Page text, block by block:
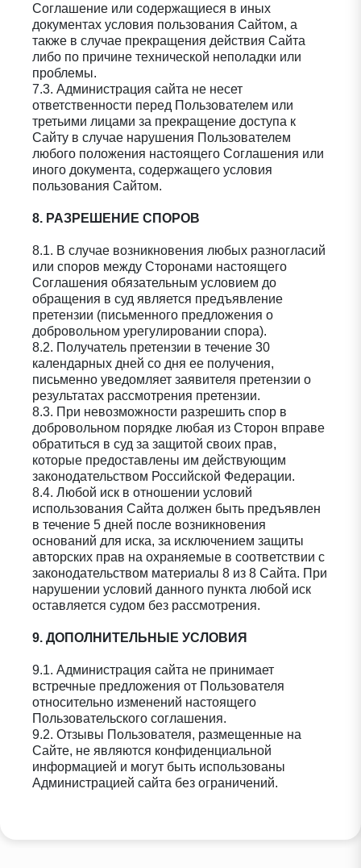
Соглашение или содержащиеся в иных
документах условия пользования Сайтом, а
также в случае прекращения действия Сайта
либо по причине технической неполадки или
проблемы.
7.3. Администрация сайта не несет
ответственности перед Пользователем или
третьими лицами за прекращение доступа к
Сайту в случае нарушения Пользователем
любого положения настоящего Соглашения или
иного документа, содержащего условия
пользования Сайтом.
8. РАЗРЕШЕНИЕ СПОРОВ
8.1. В случае возникновения любых разногласий
или споров между Сторонами настоящего
Соглашения обязательным условием до
обращения в суд является предъявление
претензии (письменного предложения о
добровольном урегулировании спора).
8.2. Получатель претензии в течение 30
календарных дней со дня ее получения,
письменно уведомляет заявителя претензии о
результатах рассмотрения претензии.
8.3. При невозможности разрешить спор в
добровольном порядке любая из Сторон вправе
обратиться в суд за защитой своих прав,
которые предоставлены им действующим
законодательством Российской Федерации.
8.4. Любой иск в отношении условий
использования Сайта должен быть предъявлен
в течение 5 дней после возникновения
оснований для иска, за исключением защиты
авторских прав на охраняемые в соответствии с
законодательством материалы 8 из 8 Сайта. При
нарушении условий данного пункта любой иск
оставляется судом без рассмотрения.
9. ДОПОЛНИТЕЛЬНЫЕ УСЛОВИЯ
9.1. Администрация сайта не принимает
встречные предложения от Пользователя
относительно изменений настоящего
Пользовательского соглашения.
9.2. Отзывы Пользователя, размещенные на
Сайте, не являются конфиденциальной
информацией и могут быть использованы
Администрацией сайта без ограничений.